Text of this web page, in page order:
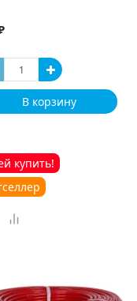
В корзину
купить!